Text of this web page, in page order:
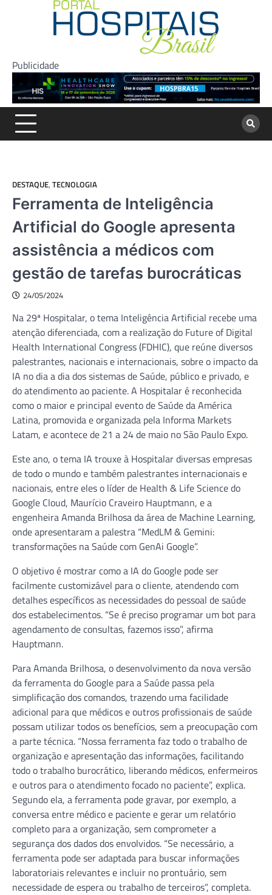
Publicidade
DESTAQUE, TECNOLOGIA
Ferramenta de Inteligência
Artificial do Google apresenta
assistência a médicos com
gestão de tarefas burocráticas
24/05/2024
Na 29ª Hospitalar, o tema Inteligência Artificial recebe uma
atenção diferenciada, com a realização do Future of Digital
Health International Congress (FDHIC), que reúne diversos
palestrantes, nacionais e internacionais, sobre o impacto da
IA no dia a dia dos sistemas de Saúde, público e privado, e
do atendimento ao paciente. A Hospitalar é reconhecida
como o maior e principal evento de Saúde da América
Latina, promovida e organizada pela Informa Markets
Latam, e acontece de 21 a 24 de maio no São Paulo Expo.
Este ano, o tema IA trouxe à Hospitalar diversas empresas
de todo o mundo e também palestrantes internacionais e
nacionais, entre eles o líder de Health & Life Science do
Google Cloud, Maurício Craveiro Hauptmann, e a
engenheira Amanda Brilhosa da área de Machine Learning,
onde apresentaram a palestra “MedLM & Gemini:
transformações na Saúde com GenAi Google”.
O objetivo é mostrar como a IA do Google pode ser
facilmente customizável para o cliente, atendendo com
detalhes específicos as necessidades do pessoal de saúde
dos estabelecimentos. “Se é preciso programar um bot para
agendamento de consultas, fazemos isso”, afirma
Hauptmann.
Para Amanda Brilhosa, o desenvolvimento da nova versão
da ferramenta do Google para a Saúde passa pela
simplificação dos comandos, trazendo uma facilidade
adicional para que médicos e outros profissionais de saúde
possam utilizar todos os benefícios, sem a preocupação com
a parte técnica. “Nossa ferramenta faz todo o trabalho de
organização e apresentação das informações, facilitando
todo o trabalho burocrático, liberando médicos, enfermeiros
e outros para o atendimento focado no paciente”, explica.
Segundo ela, a ferramenta pode gravar, por exemplo, a
conversa entre médico e paciente e gerar um relatório
completo para a organização, sem comprometer a
segurança dos dados dos envolvidos. “Se necessário, a
ferramenta pode ser adaptada para buscar informações
laboratoriais relevantes e incluir no prontuário, sem
necessidade de espera ou trabalho de terceiros”, completa.